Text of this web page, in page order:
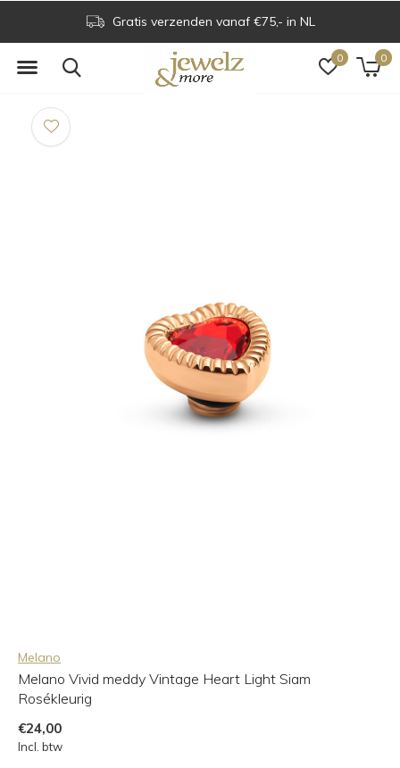
0 0
Gratis verzenden vanaf €75,- in NL
Melano
Melano Vivid meddy Vintage Heart Light Siam
Rosékleurig
€24,00
Incl. btw